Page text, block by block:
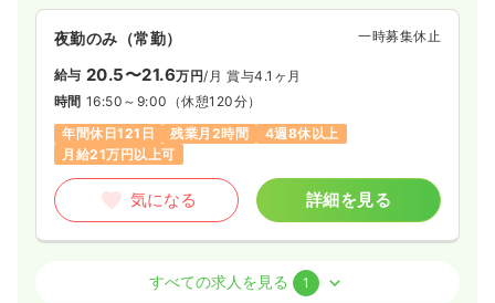
夜勤のみ（常勤） 一時募集休止
給与 20.5〜21.6万円/月 賞与4.1ヶ月
時間 16:50～9:00 （休憩120分）
年間休日121日
残業月2時間
4週8休以上
月給21万円以上可
気になる 詳細を見る
正看護師
すべての求人を見る 1